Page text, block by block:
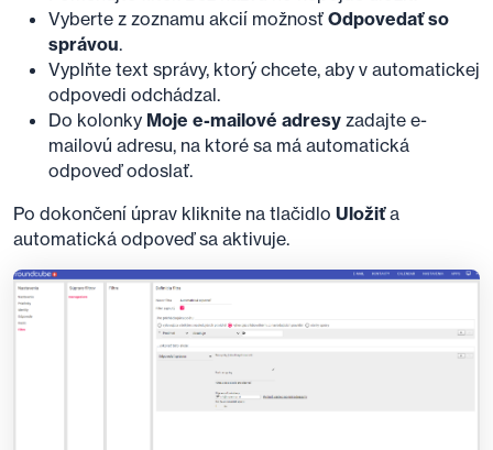
Vyberte z zoznamu akcií možnosť Odpovedať so
správou.
Vyplňte text správy, ktorý chcete, aby v automatickej
odpovedi odchádzal.
Do kolonky Moje e-mailové adresy zadajte e-
mailovú adresu, na ktoré sa má automatická
odpoveď odoslať.
Po dokončení úprav kliknite na tlačidlo Uložiťa
automatická odpoveď sa aktivuje.